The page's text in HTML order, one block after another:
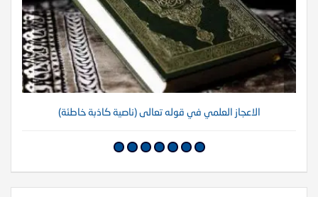
الاعجاز العلمي في قوله تعالى (ناصية كاذبة خاطئة)